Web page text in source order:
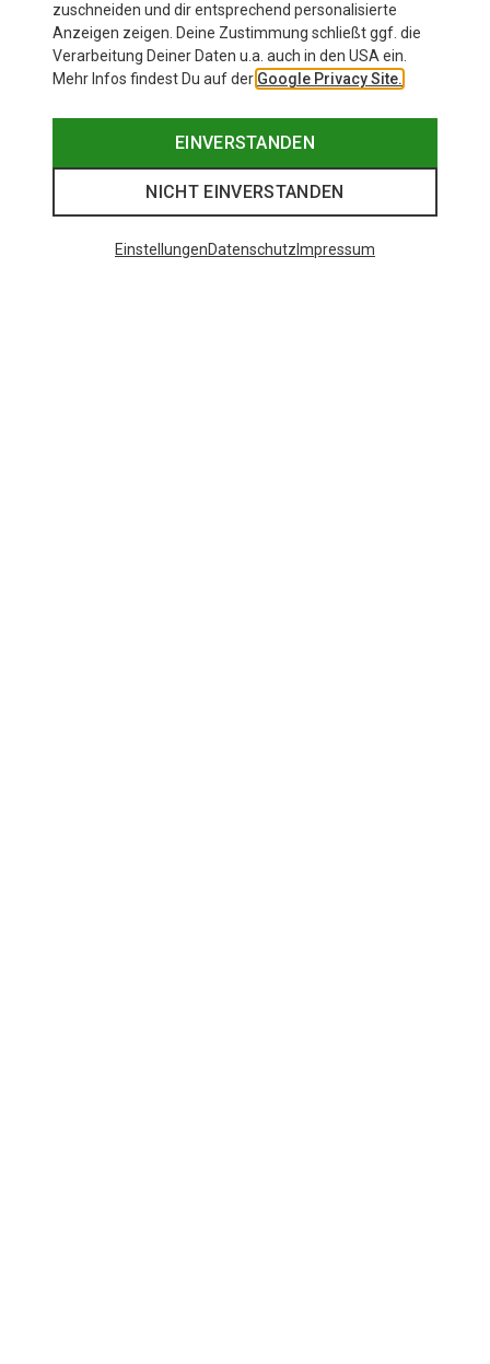
JETZT ENTDECKEN
Evolv im Bergzeit Magazin
zuschneiden und dir entsprechend personalisierte
Anzeigen zeigen. Deine Zustimmung schließt ggf. die
Verarbeitung Deiner Daten u.a. auch in den USA ein.
Mehr Infos findest Du auf der Google Privacy Site.
EINVERSTANDEN
NICHT EINVERSTANDEN
EinstellungenDatenschutz Impressum